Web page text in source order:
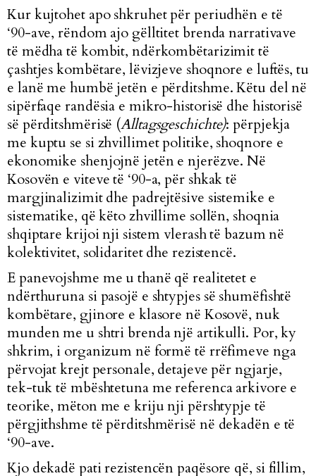
Kur kujtohet apo shkruhet për periudhën e të
‘90-ave, rëndom ajo gëlltitet brenda narrativave
të mëdha të kombit, ndërkombëtarizimit të
çashtjes kombëtare, lëvizjeve shoqnore e luftës, tu
e lanë me humbë jetën e përditshme. Këtu del në
sipërfaqe randësia e mikro-historisë dhe historisë
së përditshmërisë (Alltagsgeschichte): përpjekja
me kuptu se si zhvillimet politike, shoqnore e
ekonomike shenjojnë jetën e njerëzve. Në
Kosovën e viteve të ‘90-a, për shkak të
margjinalizimit dhe padrejtësive sistemike e
sistematike, që këto zhvillime sollën, shoqnia
shqiptare krijoi nji sistem vlerash të bazum në
kolektivitet, solidaritet dhe rezistencë.
E panevojshme me u thanë që realitetet e
ndërthuruna si pasojë e shtypjes së shumëfishtë
kombëtare, gjinore e klasore në Kosovë, nuk
munden me u shtri brenda një artikulli. Por, ky
shkrim, i organizum në formë të rrëfimeve nga
përvojat krejt personale, detajeve për ngjarje,
tek-tuk të mbështetuna me referenca arkivore e
teorike, mëton me e kriju nji përshtypje të
përgjithshme të përditshmërisë në dekadën e të
‘90-ave.
Kjo dekadë pati rezistencën paqësore që, si fillim,